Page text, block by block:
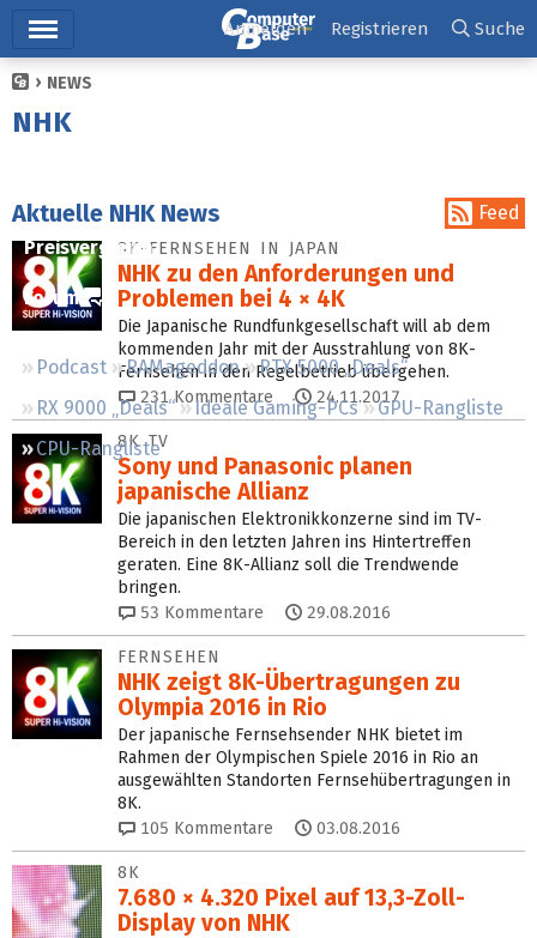
Ticker
Downloads
Preisvergleich
Forum
Podcast RAMageddon
RTX 5000 „Deals“
RX 9000 „Deals“
Ideale Gaming-PCs
GPU-Rangliste
CPU-Rangliste
Anmelden Registrieren Suche
NEWS
NHK
Aktuelle NHK News Feed
8K-FERNSEHEN IN JAPAN
NHK zu den Anforderungen und
Problemen bei 4 × 4K
Die Japanische Rundfunkgesellschaft will ab dem
kommenden Jahr mit der Ausstrahlung von 8K-
Fernsehen in den Regelbetrieb übergehen.
231Kommentare 24.11.2017
8K TV
Sony und Panasonic planen
japanische Allianz
Die japanischen Elektronikkonzerne sind im TV-
Bereich in den letzten Jahren ins Hintertreffen
geraten. Eine 8K-Allianz soll die Trendwende
bringen.
53 Kommentare 29.08.2016
FERNSEHEN
NHK zeigt 8K-Übertragungen zu
Olympia 2016 in Rio
Der japanische Fernsehsender NHK bietet im
Rahmen der Olympischen Spiele 2016 in Rio an
ausgewählten Standorten Fernsehübertragungen in
8K.
105 Kommentare 03.08.2016
8K
7.680 × 4.320 Pixel auf 13,3-Zoll-
Display von NHK